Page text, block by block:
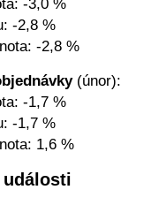
-3,0 %
-2,8 %
-2,8 %
(únor):
-1,7 %
-1,7 %
1,6 %
události